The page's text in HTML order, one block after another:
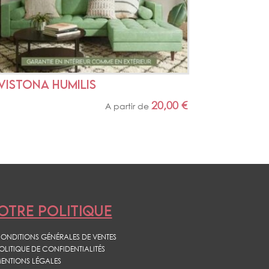
HUMILIS
A partir de 20,00 €
POLITIQUE
GÉNÉRALES DE VENTES
DE CONFIDENTIALITÉS
LÉGALES